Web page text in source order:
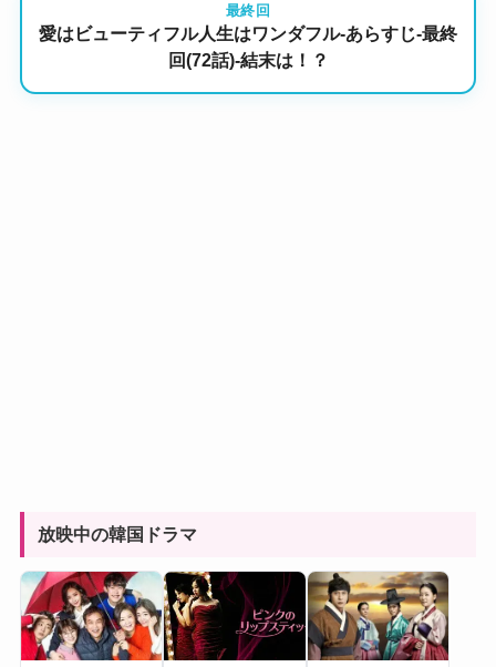
最終回
愛はビューティフル人生はワンダフル-あらすじ-最終
回(72話)-結末は！？
放映中の韓国ドラマ